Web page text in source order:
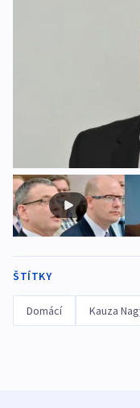
ŠTÍTKY
Domácí Kauza